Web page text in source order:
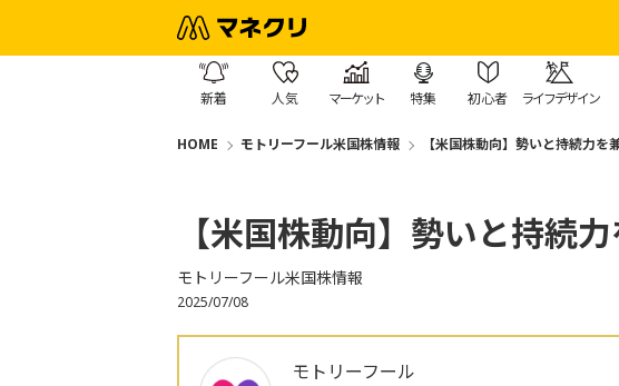
新着 人気 マーケット 特集 初心者 ライフデザイン
HOME モトリーフール米国株情報 【米国株動向】勢いと持続力を
【米国株動向】勢いと持続
モトリーフール米国株情報
2025/07/08
モトリーフール